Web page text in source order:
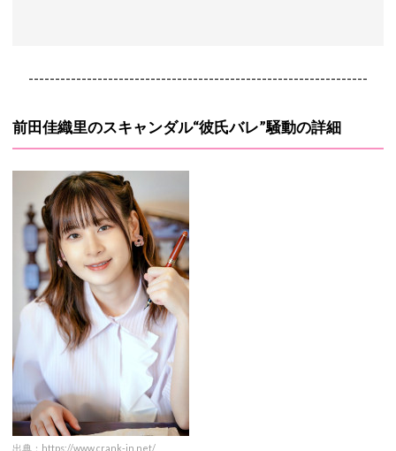
----------------------------------------------------------------
前田佳織里のスキャンダル“彼氏バレ”騒動の詳細
出典：https://www.crank-in.net/